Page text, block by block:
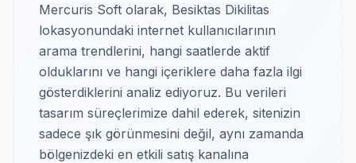
Mercuris Soft olarak, Besiktas Dikilitas
lokasyonundaki internet kullanıcılarının
arama trendlerini, hangi saatlerde aktif
olduklarını ve hangi içeriklere daha fazla ilgi
gösterdiklerini analiz ediyoruz. Bu verileri
tasarım süreçlerimize dahil ederek, sitenizin
sadece şık görünmesini değil, aynı zamanda
bölgenizdeki en etkili satış kanalına